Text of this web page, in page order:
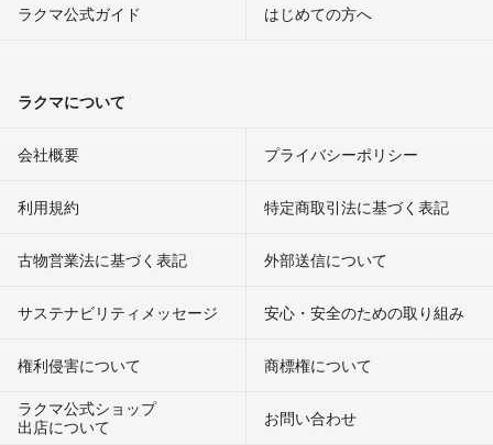
ラクマ公式ガイド はじめての方へ
ラクマについて
会社概要 プライバシーポリシー
利用規約 特定商取引法に基づく表記
古物営業法に基づく表記 外部送信について
サステナビリティメッセージ 安心・安全のための取り組み
権利侵害について
商標権について
ラクマ公式ショップ
出店について
お問い合わせ